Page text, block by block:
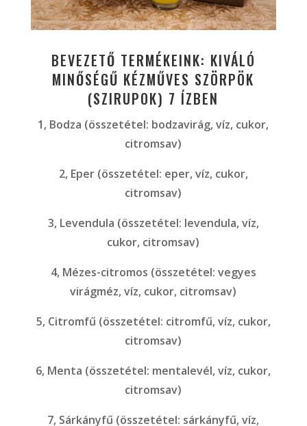
BEVEZETŐ TERMÉKEINK: KIVÁLÓ
MINŐSÉGŰ KÉZMŰVES SZÖRPÖK
(SZIRUPOK) 7 ÍZBEN
1, Bodza (összetétel: bodzavirág, víz, cukor,
citromsav)
2, Eper (összetétel: eper, víz, cukor,
citromsav)
3, Levendula (összetétel: levendula, víz,
cukor, citromsav)
4, Mézes-citromos (összetétel: vegyes
virágméz, víz, cukor, citromsav)
5, Citromfű (összetétel: citromfű, víz, cukor,
citromsav)
6, Menta (összetétel: mentalevél, víz, cukor,
citromsav)
7, Sárkányfű (összetétel: sárkányfű, víz,